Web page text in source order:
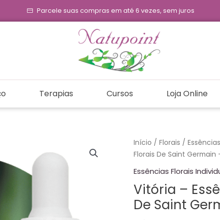
Parcele suas compras em até 6 vezes, sem juros
Terapias Cursos Loja Online
Início / Florais /
Florais De Saint Germain
Essências Florais
Vitória –
De Saint
Vitória
-
Estoque
-